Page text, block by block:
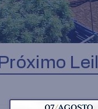
Próximo